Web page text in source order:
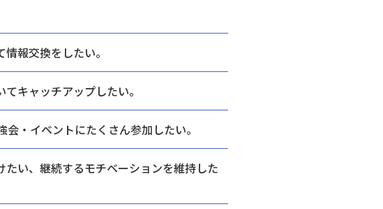
情報交換をしたい。
キャッチアップしたい。
会・ イベントにたくさん参加したい。
い、 継続するモチベーションを維持した